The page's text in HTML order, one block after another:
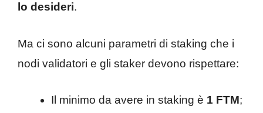
lo desideri.
Ma ci sono alcuni parametri di staking che i
nodi validatori e gli staker devono rispettare:
Il minimo da avere in staking è 1 FTM;